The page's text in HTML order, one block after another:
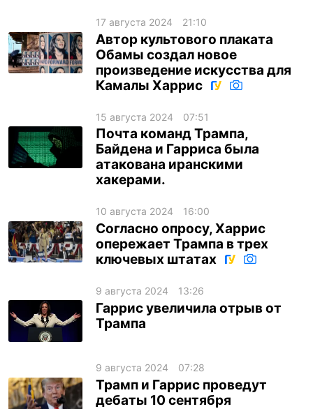
17 августа 2024 21:10
Автор культового плаката
Обамы создал новое
произведение искусства для
Камалы Харрис
15 августа 2024 07:51
Почта команд Трампа,
Байдена и Гарриса была
атакована иранскими
хакерами.
10 августа 2024 16:00
Согласно опросу, Харрис
опережает Трампа в трех
ключевых штатах
9 августа 2024 13:26
Гаррис увеличила отрыв от
Трампа
9 августа 2024 07:28
Трамп и Гаррис проведут
дебаты 10 сентября